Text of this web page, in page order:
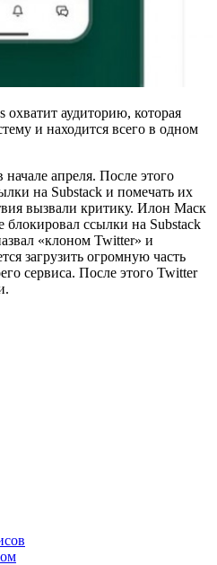
охватит аудиторию, которая
и находится всего в одном
начале апреля. После этого
на Substack и помечать их
вызвали критику. Илон Маск
блокировал ссылки на Substack
«клоном Twitter» и
загрузить огромную часть
сервиса. После этого Twitter